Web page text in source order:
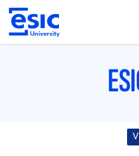
Pasar
contenido